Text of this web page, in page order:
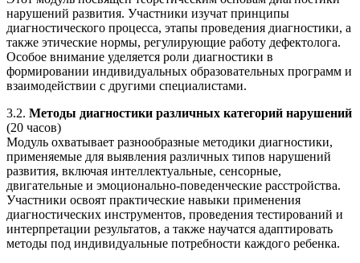
нарушений развития. Участники изучат принципы
диагностического процесса, этапы проведения диагностики, а
также этические нормы, регулирующие работу дефектолога.
Особое внимание уделяется роли диагностики в
формировании индивидуальных образовательных программ и
взаимодействии с другими специалистами.
3.2. Методы диагностики различных категорий нарушений
(20 часов)
Модуль охватывает разнообразные методики диагностики,
применяемые для выявления различных типов нарушений
развития, включая интеллектуальные, сенсорные,
двигательные и эмоционально-поведенческие расстройства.
Участники освоят практические навыки применения
диагностических инструментов, проведения тестирований и
интерпретации результатов, а также научатся адаптировать
методы под индивидуальные потребности каждого ребенка.